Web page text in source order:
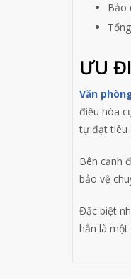
Bảo
ƯU
Văn
điều hòa
tự đạt tiêu
Bên cạnh
bảo vệ
Đặc biệt
hẳn là một